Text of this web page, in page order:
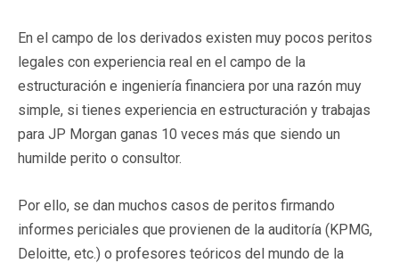
En el campo de los derivados existen muy pocos peritos
legales con experiencia real en el campo de la
estructuración e ingeniería financiera por una razón muy
simple, si tienes experiencia en estructuración y trabajas
para JP Morgan ganas 10 veces más que siendo un
humilde perito o consultor.
Por ello, se dan muchos casos de peritos firmando
informes periciales que provienen de la auditoría (KPMG,
Deloitte, etc.) o profesores teóricos del mundo de la